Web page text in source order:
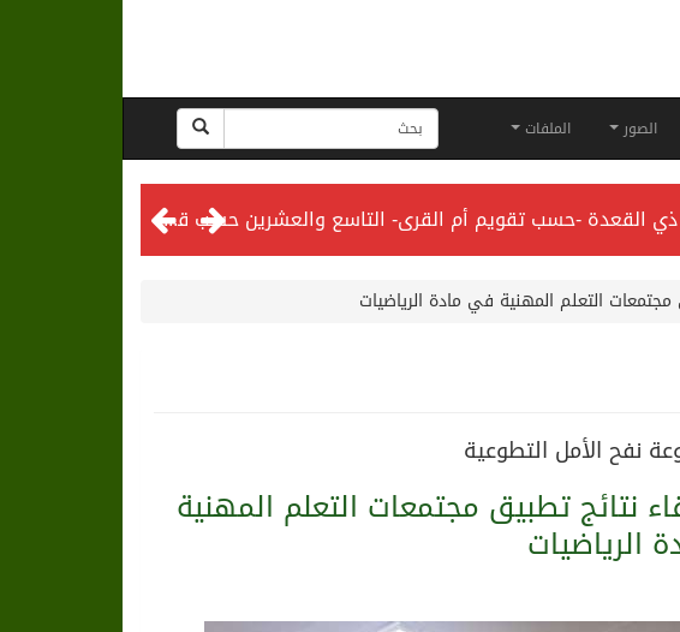
الصور الملفات
المحكمة العليا تدعو إلى تحري رؤية هلال شهر ذي الحجة مساء يوم الأحد الثلاثين من شهر ذي القعدة -حسب تقويم أم القرى- التاسع والعشرين حسب قرار المحكمة العليا
“سجى وضحى” إلى الرياض
نفح الأمل التطوعية
تعقد لقاء نتائج تطبيق مجتمعات التعلم المهنية
الرياضيات